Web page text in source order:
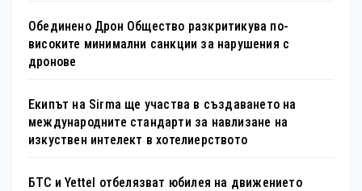
Обединено Дрон Общество разкритикува по-
високите минимални санкции за нарушения с
дронове
Екипът на Sirma ще участва в създаването на
международните стандарти за навлизане на
изкуствен интелект в хотелиерството
БТС и Yettel отбелязват юбилея на движението